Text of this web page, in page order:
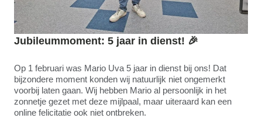
Jubileummoment: 5 jaar in dienst! 🎉
Op 1 februari was Mario Uva 5 jaar in dienst bij ons! Dat
bijzondere moment konden wij natuurlijk niet ongemerkt
voorbij laten gaan. Wij hebben Mario al persoonlijk in het
zonnetje gezet met deze mijlpaal, maar uiteraard kan een
online felicitatie ook niet ontbreken.